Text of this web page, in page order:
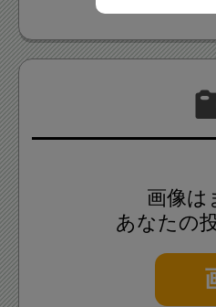
画像は
あなたの